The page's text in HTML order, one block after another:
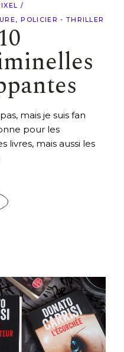
POLICIER - THRILLER
mais je suis fan
pour les
livres, mais aussi les